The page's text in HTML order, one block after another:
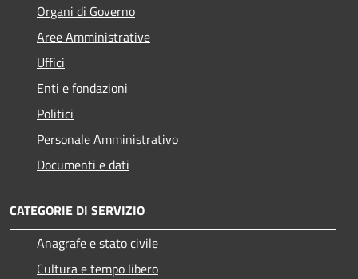
Organi di Governo
Aree Amministrative
Uffici
Enti e fondazioni
Politici
Personale Amministrativo
Documenti e dati
CATEGORIE DI SERVIZIO
Anagrafe e stato civile
Cultura e tempo libero